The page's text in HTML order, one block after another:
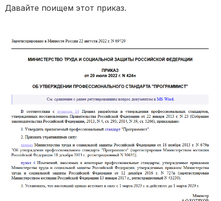
Давайте поищем этот приказ.